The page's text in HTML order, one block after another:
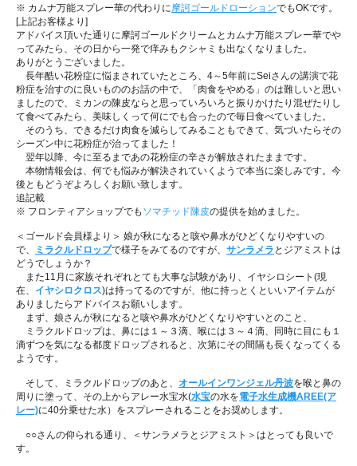
※ カムナ万能スプレー華の代わりに摩訶ゴールドローションでもOKです。
[上記お客様より]
アドバイス頂いた通りに摩訶ゴールドクリームとカムナ万能スプレー華でや
ってみたら、その日から一発で痒みもクシャミも出なくなりました。
ありがとうございました。
長年酷い花粉症に悩まされていたところ、4～5年前にSeiさんの講演で花
粉症を治すのに良いもののお話の中で、「肉食をやめる」のは難しいと思い
ましたので、ミカンの陳皮ならと思っていろいろと振りかけたり混ぜたりし
て食べてみたら、美味しくって何にでも合ったので毎日食べていました。
そのうち、できるだけ肉食を減らしてみることもできて、気づいたらその
シーズン中に花粉症が治ってました！
翌年以降、今に至るまであの花粉症の辛さが解放されたままです。
本物情報会は、何でも悩みが解決されていくようで本当に楽しみです。今
後ともどうぞよろしくお願い致します。
追記載
※ フロンティアショップでも ソマチッド陳皮の提供を始めました。
＜ゴールド会員様より＞ 娘が秋になると咳や鼻水がひどくなりやすいの
で、
ミラクルドロップで様子をみてるのですが、 サンラメラ とジアミストは
どうでしょうか？
また11月に家族それぞれとても大事な試験があり、イヤシロシート(現
在、 イヤシロクロス)は持ってるのですが、他に持っとくといいアイテムが
ありましたらアドバイスお願いします。
まず、娘さんが秋になると咳や鼻水がひどくなりやすいとのこと、
ミラクルドロップは、鼻には１～３滴、喉には３～４滴、同時に目にも１
滴ずつを気になる都度ドロップされると、次第にその間隔も長くなってくる
ようです。
そして、ミラクルドロップのあと、 オールインワンジェル丹波を喉と鼻の
周りに塗って、その上からアレー水宝水(水宝の水を電子水生成機AREE(ア
レー)に40分乗せた水）をスプレーされることをお奨めします。
○○さんの仰られる通り、＜サンラメラとジアミスト＞はとっても良いで
す。